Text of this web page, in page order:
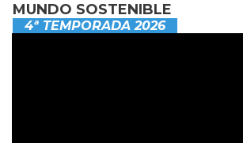
MUNDO SOSTENIBLE
4ª TEMPORADA 2026